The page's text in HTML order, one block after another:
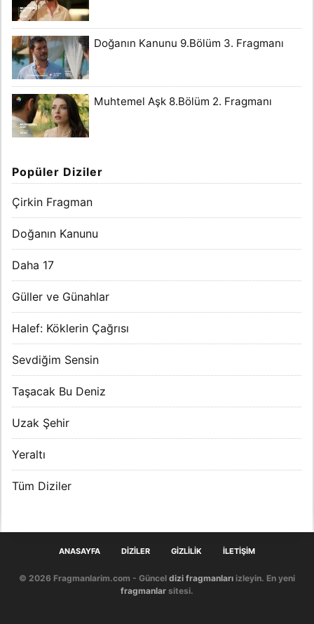
Doğanın Kanunu 9.Bölüm 3. Fragmanı
Muhtemel Aşk 8.Bölüm 2. Fragmanı
Popüler Diziler
Çirkin Fragman
Doğanın Kanunu
Daha 17
Güller ve Günahlar
Halef: Köklerin Çağrısı
Sevdiğim Sensin
Taşacak Bu Deniz
Uzak Şehir
Yeraltı
Tüm Diziler
ANASAYFA DIZILER GIZLILIK İLETIŞIM
© 2026 Fragmanlarim.com - Güncel dizi fragmanları izleyin. En yeni
fragmanlar sitesi.